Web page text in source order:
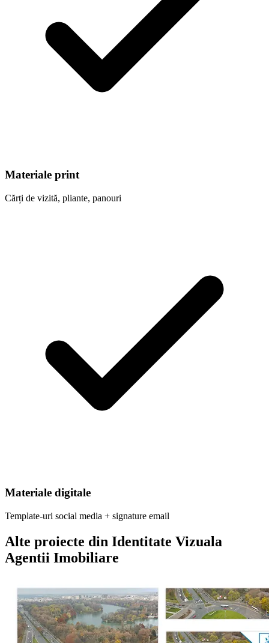
Materiale print
Cărți de vizită, pliante, panouri
Materiale digitale
Template-uri social media + signature email
Alte proiecte din Identitate Vizuala
Agentii Imobiliare